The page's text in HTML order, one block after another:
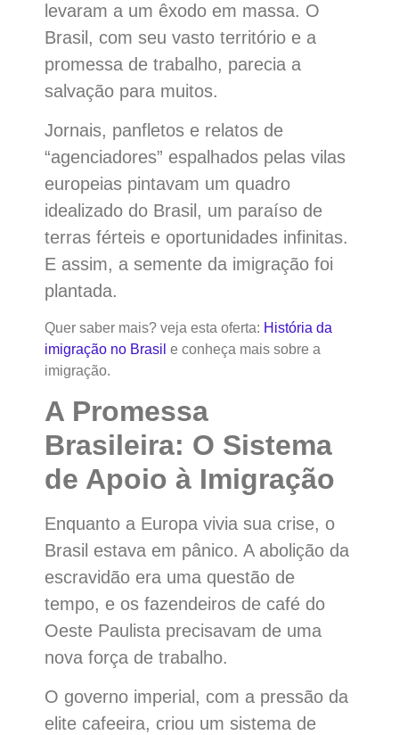
levaram a um êxodo em massa. O
Brasil, com seu vasto território e a
promessa de trabalho, parecia a
salvação para muitos.
Jornais, panfletos e relatos de
“agenciadores” espalhados pelas vilas
europeias pintavam um quadro
idealizado do Brasil, um paraíso de
terras férteis e oportunidades infinitas.
E assim, a semente da imigração foi
plantada.
Quer saber mais? veja esta oferta: História da
imigração no Brasil e conheça mais sobre a
imigração.
A Promessa
Brasileira: O Sistema
de Apoio à Imigração
Enquanto a Europa vivia sua crise, o
Brasil estava em pânico. A abolição da
escravidão era uma questão de
tempo, e os fazendeiros de café do
Oeste Paulista precisavam de uma
nova força de trabalho.
O governo imperial, com a pressão da
elite cafeeira, criou um sistema de